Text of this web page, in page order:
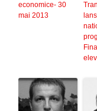
economice- 30
mai 2013